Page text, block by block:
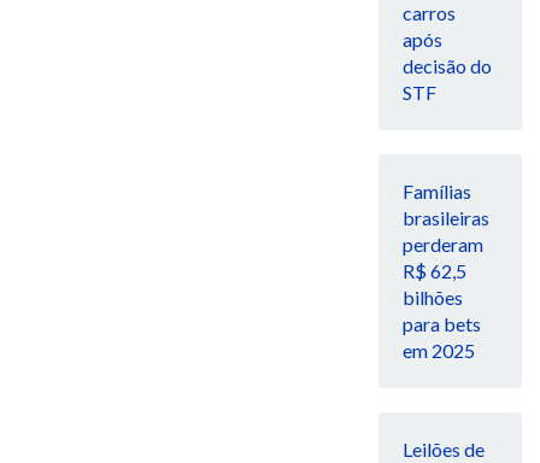
carros
após
decisão do
STF
Famílias
brasileiras
perderam
R$ 62,5
bilhões
para bets
em 2025
Leilões de